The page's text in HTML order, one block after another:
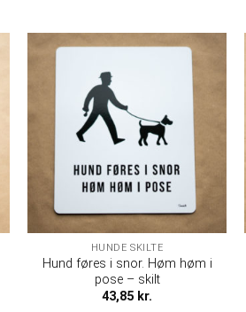
HUNDE SKILTE
Hund føres i snor. Høm høm i
pose – skilt
43,85 kr.